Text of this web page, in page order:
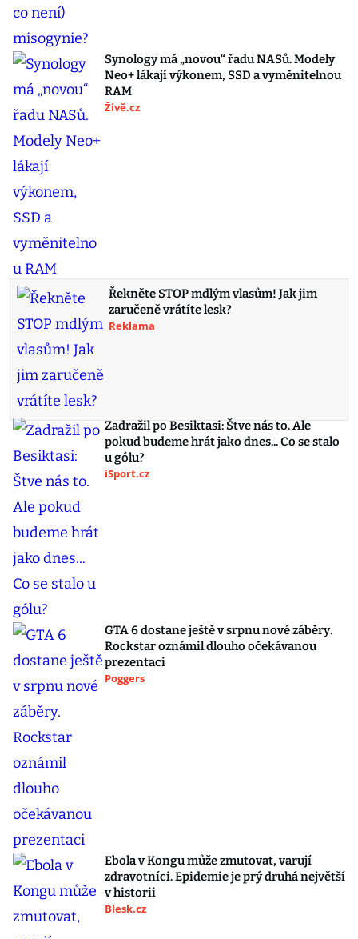
Synology má „novou“ řadu NASů. Modely
Neo+ lákají výkonem, SSD a vyměnitelnou
RAM
Živě.cz
Řekněte STOP mdlým vlasům! Jak jim
zaručeně vrátíte lesk?
Reklama
Zadražil po Besiktasi: Štve nás to. Ale
pokud budeme hrát jako dnes... Co se stalo
u gólu?
iSport.cz
GTA 6 dostane ještě v srpnu nové záběry.
Rockstar oznámil dlouho očekávanou
prezentaci
Poggers
Ebola v Kongu může zmutovat, varují
zdravotníci. Epidemie je prý druhá největší
v historii
Blesk.cz